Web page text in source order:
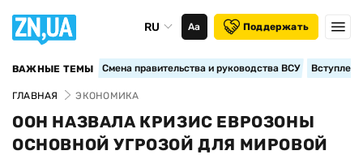
RU Аа Поддержать
ВАЖНЫЕ ТЕМЫ Смена правительства и руководства ВСУ
ГЛАВНАЯ ЭКОНОМИКА
ООН НАЗВАЛА КРИЗИС ЕВРОЗОНЫ
ОСНОВНОЙ УГРОЗОЙ ДЛЯ МИРОВОЙ